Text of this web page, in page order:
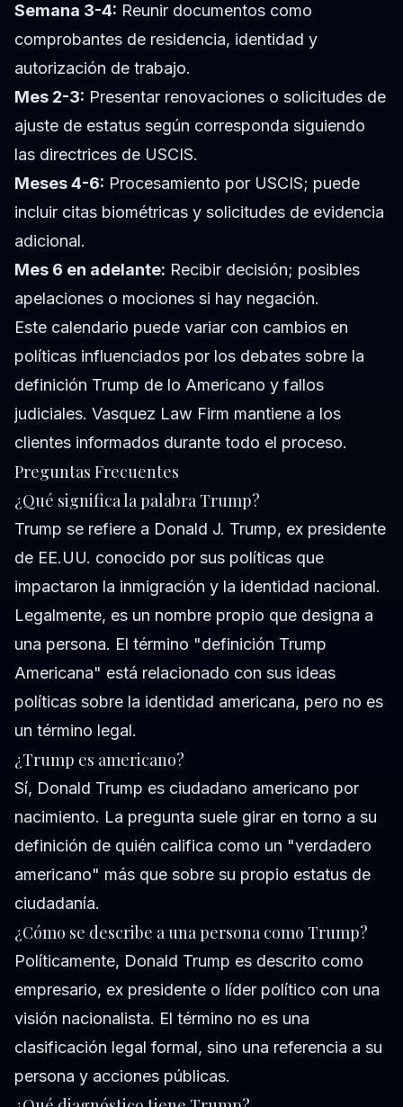
Semana 3-4: Reunir documentos como
comprobantes de residencia, identidad y
autorización de trabajo.
Mes 2-3: Presentar renovaciones o solicitudes de
ajuste de estatus según corresponda siguiendo
las directrices de USCIS.
Meses 4-6: Procesamiento por USCIS; puede
incluir citas biométricas y solicitudes de evidencia
adicional.
Mes 6 en adelante: Recibir decisión; posibles
apelaciones o mociones si hay negación.
Este calendario puede variar con cambios en
políticas influenciados por los debates sobre la
definición Trump de lo Americano y fallos
judiciales. Vasquez Law Firm mantiene a los
clientes informados durante todo el proceso.
Preguntas Frecuentes
¿Qué significa la palabra Trump?
Trump se refiere a Donald J. Trump, ex presidente
de EE.UU. conocido por sus políticas que
impactaron la inmigración y la identidad nacional.
Legalmente, es un nombre propio que designa a
una persona. El término "definición Trump
Americana" está relacionado con sus ideas
políticas sobre la identidad americana, pero no es
un término legal.
¿Trump es americano?
Sí, Donald Trump es ciudadano americano por
nacimiento. La pregunta suele girar en torno a su
definición de quién califica como un "verdadero
americano" más que sobre su propio estatus de
ciudadanía.
¿Cómo se describe a una persona como Trump?
Políticamente, Donald Trump es descrito como
empresario, ex presidente o líder político con una
visión nacionalista. El término no es una
clasificación legal formal, sino una referencia a su
persona y acciones públicas.